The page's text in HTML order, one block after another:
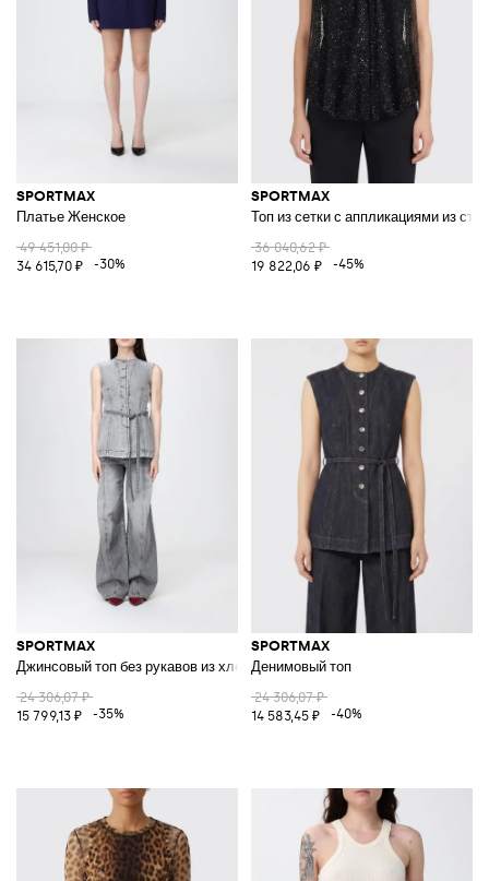
SPORTMAX
Платье Женское
49 451,00 ₽
34 615,70 ₽
-30%
SPORTMAX
Топ из сетки с аппликациями из
36 040,62 ₽
19 822,06 ₽
-45%
SPORTMAX
Джинсовый топ без рукавов из хлопка с поясом-лентой
24 306,07 ₽
15 799,13 ₽
-35%
SPORTMAX
Денимовый топ
24 306,07 ₽
14 583,45 ₽
-40%